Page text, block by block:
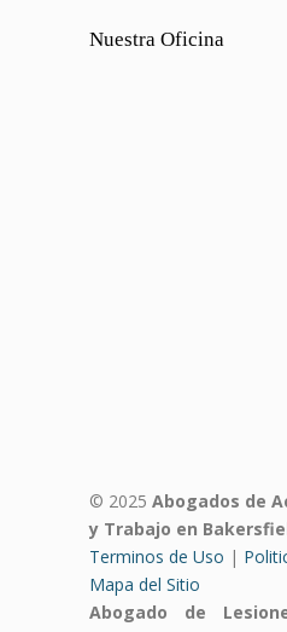
Nuestra Oficina
© 2025 Abogados de
y Trabajo en
Terminos de Uso |
Mapa del Sitio
Abogado de